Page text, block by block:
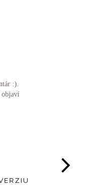
:).
objaví